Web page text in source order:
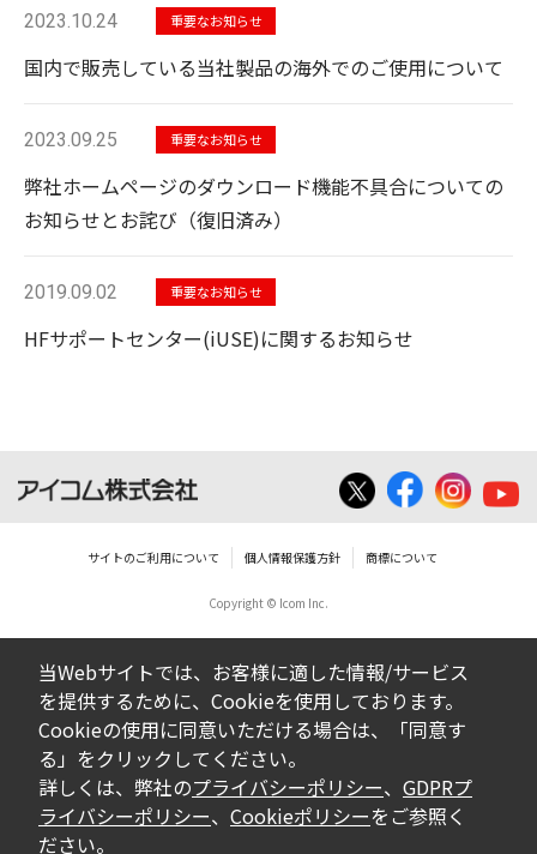
2023.10.24 重要なお知らせ
国内で販売している当社製品の海外でのご使用について
2023.09.25 重要なお知らせ
弊社ホームページのダウンロード機能不具合についての
お知らせとお詫び（復旧済み）
2019.09.02 重要なお知らせ
HFサポートセンター(iUSE)に関するお知らせ
サイトのご利用について 個人情報保護方針 商標について
Copyright © Icom Inc.
当Webサイトでは、お客様に適した情報/サービス
を提供するために、Cookieを使用しております。
Cookieの使用に同意いただける場合は、「同意す
る」をクリックしてください。
詳しくは、弊社のプライバシーポリシー、 GDPRプ
ライバシーポリシー、 Cookieポリシーをご参照く
ださい。